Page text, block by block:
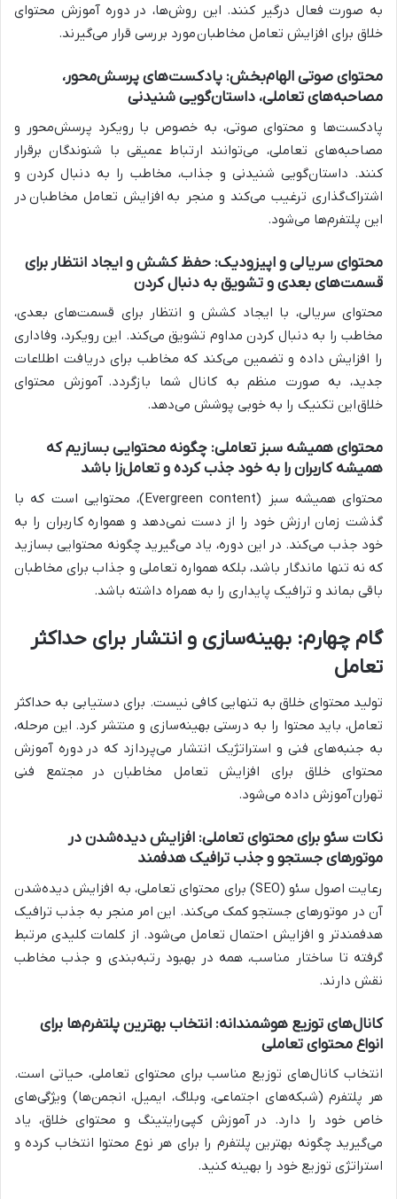
به صورت فعال درگیر کنند. این روش‌ها، در دوره آموزش محتوای
خلاق برای افزایش تعامل مخاطبانمورد بررسی قرار می‌گیرند.
محتوای صوتی الهام‌بخش: پادکست‌های پرسش‌محور،
مصاحبه‌های تعاملی، داستان‌گویی شنیدنی
پادکست‌ها و محتوای صوتی، به خصوص با رویکرد پرسش‌محور و
مصاحبه‌های تعاملی، می‌توانند ارتباط عمیقی با شنوندگان برقرار
کنند. داستان‌گویی شنیدنی و جذاب، مخاطب را به دنبال کردن و
اشتراک‌گذاری ترغیب می‌کند و منجر به افزایش تعامل مخاطبان در
این پلتفرم‌ها می‌شود.
محتوای سریالی و اپیزودیک: حفظ کشش و ایجاد انتظار برای
قسمت‌های بعدی و تشویق به دنبال کردن
محتوای سریالی، با ایجاد کشش و انتظار برای قسمت‌های بعدی،
مخاطب را به دنبال کردن مداوم تشویق می‌کند. این رویکرد، وفاداری
را افزایش داده و تضمین می‌کند که مخاطب برای دریافت اطلاعات
جدید، به صورت منظم به کانال شما بازگردد. آموزش محتوای
خلاقاین تکنیک را به خوبی پوشش می‌دهد.
محتوای همیشه سبز تعاملی: چگونه محتوایی بسازیم که
همیشه کاربران را به خود جذب کرده و تعامل‌زا باشد
محتوای همیشه سبز (Evergreen content)، محتوایی است که با
گذشت زمان ارزش خود را از دست نمی‌دهد و همواره کاربران را به
خود جذب می‌کند. در این دوره، یاد می‌گیرید چگونه محتوایی بسازید
که نه تنها ماندگار باشد، بلکه همواره تعاملی و جذاب برای مخاطبان
باقی بماند و ترافیک پایداری را به همراه داشته باشد.
گام چهارم: بهینه‌سازی و انتشار برای حداکثر
تعامل
تولید محتوای خلاق به تنهایی کافی نیست. برای دستیابی به حداکثر
تعامل، باید محتوا را به درستی بهینه‌سازی و منتشر کرد. این مرحله،
به جنبه‌های فنی و استراتژیک انتشار می‌پردازد که در دوره آموزش
محتوای خلاق برای افزایش تعامل مخاطبان در
مجتمع فنی
تهرانآموزش داده می‌شود.
نکات سئو برای محتوای تعاملی: افزایش دیده‌شدن در
موتورهای جستجو و جذب ترافیک هدفمند
رعایت اصول سئو (SEO) برای محتوای تعاملی، به افزایش دیده‌شدن
آن در موتورهای جستجو کمک می‌کند. این امر منجر به جذب ترافیک
هدفمندتر و افزایش احتمال تعامل می‌شود. از کلمات کلیدی مرتبط
گرفته تا ساختار مناسب، همه در بهبود رتبه‌بندی و جذب مخاطب
نقش دارند.
کانال‌های توزیع هوشمندانه: انتخاب بهترین پلتفرم‌ها برای
انواع محتوای تعاملی
انتخاب کانال‌های توزیع مناسب برای محتوای تعاملی، حیاتی است.
هر پلتفرم (شبکه‌های اجتماعی، وبلاگ، ایمیل، انجمن‌ها) ویژگی‌های
خاص خود را دارد. در آموزش کپی‌رایتینگ و محتوای خلاق، یاد
می‌گیرید چگونه بهترین پلتفرم را برای هر نوع محتوا انتخاب کرده و
استراتژی توزیع خود را بهینه کنید.